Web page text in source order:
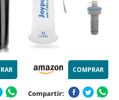
COMPRAR
Compartir: